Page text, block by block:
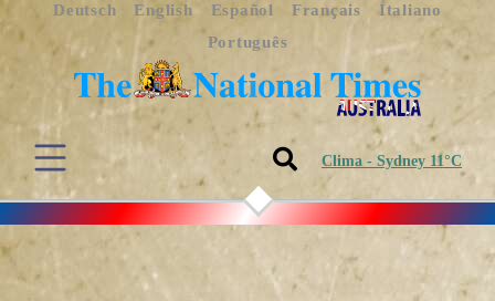
Deutsch English Español Français
Italiano
Português
Clima - Sydney 11°C